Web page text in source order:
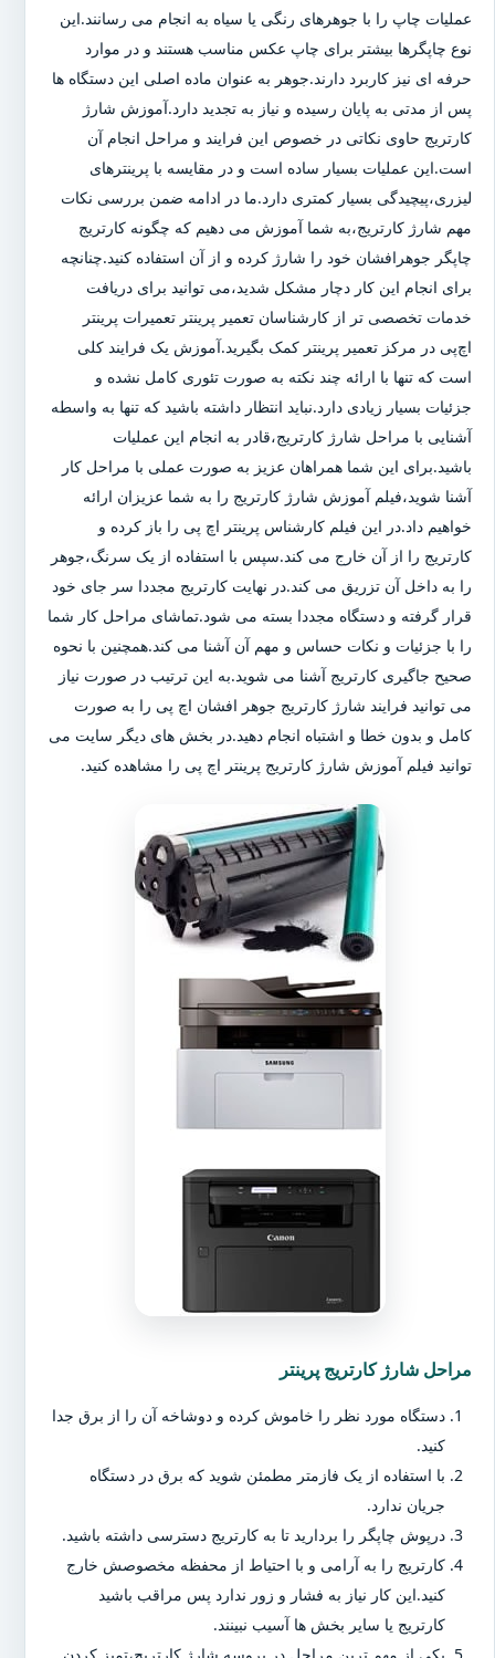
عملیات چاپ را با جوهرهای رنگی یا سیاه به انجام می رسانند.این
نوع چاپگرها بیشتر برای چاپ عکس مناسب هستند و در موارد
حرفه ای نیز کاربرد دارند.جوهر به عنوان ماده اصلی این دستگاه ها
پس از مدتی به پایان رسیده و نیاز به تجدید دارد.آموزش شارژ
کارتریج حاوی نکاتی در خصوص این فرایند و مراحل انجام آن
است.این عملیات بسیار ساده است و در مقایسه با پرینترهای
لیزری،پیچیدگی بسیار کمتری دارد.ما در ادامه ضمن بررسی نکات
مهم شارژ کارتریج،به شما آموزش می دهیم که چگونه کارتریج
چاپگر جوهرافشان خود را شارژ کرده و از آن استفاده کنید.چنانچه
برای انجام این کار دچار مشکل شدید،می توانید برای دریافت
خدمات تخصصی تر از کارشناسان تعمیر پرینتر تعمیرات پرینتر
اچ‌پی در مرکز تعمیر پرینتر کمک بگیرید.آموزش یک فرایند کلی
است که تنها با ارائه چند نکته به صورت تئوری کامل نشده و
جزئیات بسیار زیادی دارد.نباید انتظار داشته باشید که تنها به واسطه
آشنایی با مراحل شارژ کارتریج،قادر به انجام این عملیات
باشید.برای این شما همراهان عزیز به صورت عملی با مراحل کار
آشنا شوید،فیلم آموزش شارژ کارتریج را به شما عزیزان ارائه
خواهیم داد.در این فیلم کارشناس پرینتر اچ پی را باز کرده و
کارتریج را از آن خارج می کند.سپس با استفاده از یک سرنگ،جوهر
را به داخل آن تزریق می کند.در نهایت کارتریج مجددا سر جای خود
قرار گرفته و دستگاه مجددا بسته می شود.تماشای مراحل کار شما
را با جزئیات و نکات حساس و مهم آن آشنا می کند.همچنین با نحوه
صحیح جاگیری کارتریج آشنا می شوید.به این ترتیب در صورت نیاز
می توانید فرایند شارژ کارتریج جوهر افشان اچ پی را به صورت
کامل و بدون خطا و اشتباه انجام دهید.در بخش های دیگر سایت می
توانید فیلم آموزش شارژ کارتریج پرینتر اچ پی را مشاهده کنید.
مراحل شارژ کارتریج پرینتر
دستگاه مورد نظر را خاموش کرده و دوشاخه آن را از برق جدا
کنید.
با استفاده از یک فازمتر مطمئن شوید که برق در دستگاه
جریان ندارد.
درپوش چاپگر را بردارید تا به کارتریج دسترسی داشته باشید.
کارتریج را به آرامی و با احتیاط از محفظه مخصوصش خارج
کنید.این کار نیاز به فشار و زور ندارد پس مراقب باشید
کارتریج یا سایر بخش ها آسیب نبینند.